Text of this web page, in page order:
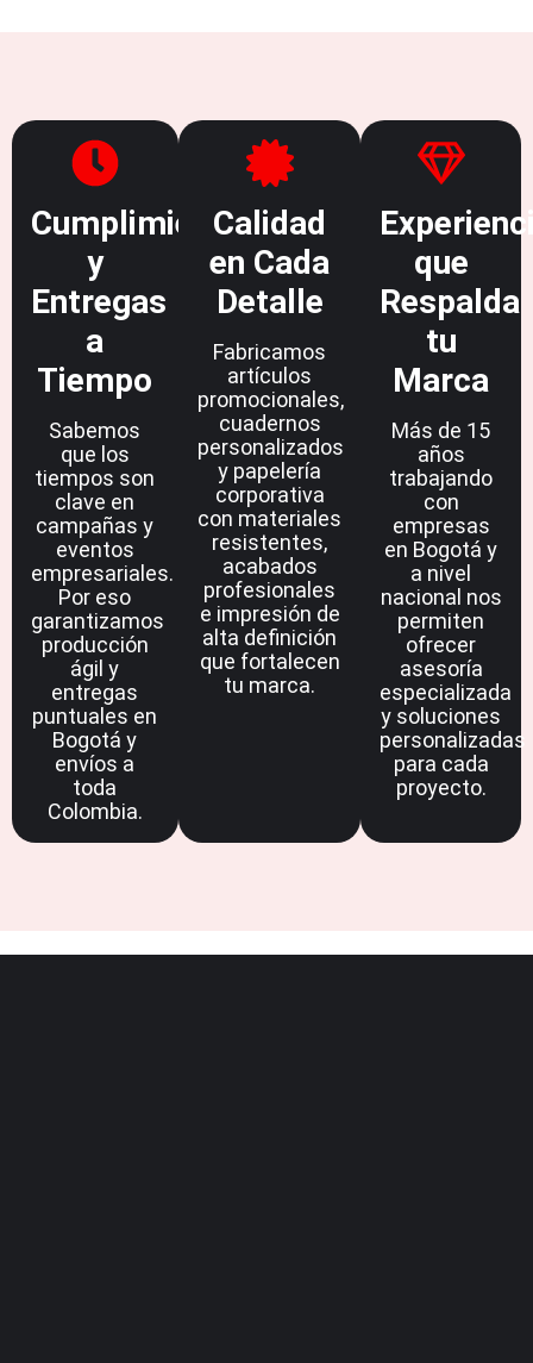
Cumplimiento
y
Entregas
a
Tiempo
Sabemos
que los
tiempos son
clave en
campañas y
eventos
empresariales.
Por eso
garantizamos
producción
ágil y
entregas
puntuales en
Bogotá y
envíos a
toda
Colombia.
Calidad
en Cada
Detalle
Fabricamos
artículos
promocionales,
cuadernos
personalizados
y papelería
corporativa
con materiales
resistentes,
acabados
profesionales
e impresión de
alta definición
que fortalecen
tu marca.
que
Respalda
tu
Marca
Más de 15
años
trabajando
con
empresas
en Bogotá y
a nivel
nacional nos
permiten
ofrecer
asesoría
especializada
y soluciones
personalizadas
para cada
proyecto.